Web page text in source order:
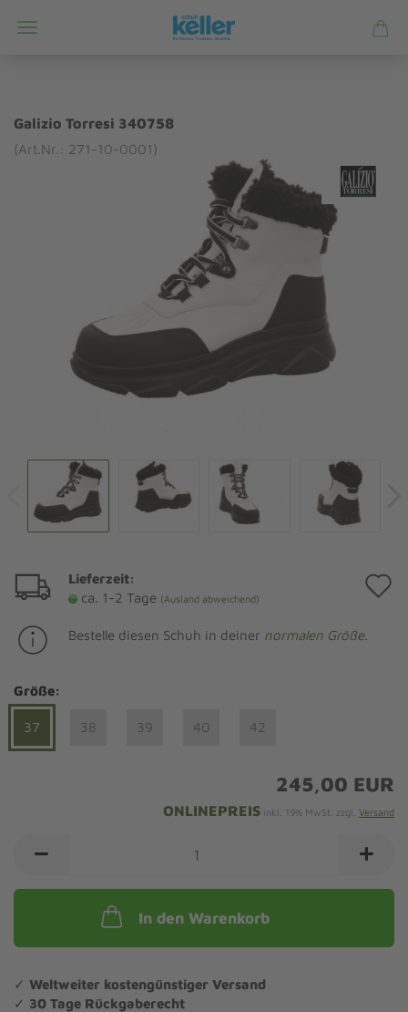
Galizio Torresi 340758
(Art.Nr.: 271-10-0001)
Lieferzeit:
ca. 1-2 Tage (Ausland abweichend)
Bestelle diesen Schuh in deiner normalen Größe.
Größe:
37 38 39 40 42
245,00 EUR
ONLINEPREIS inkl. 19% MwSt. zzgl. Versand
In den Warenkorb
✓ Weltweiter kostengünstiger Versand
✓ 30 Tage Rückgaberecht